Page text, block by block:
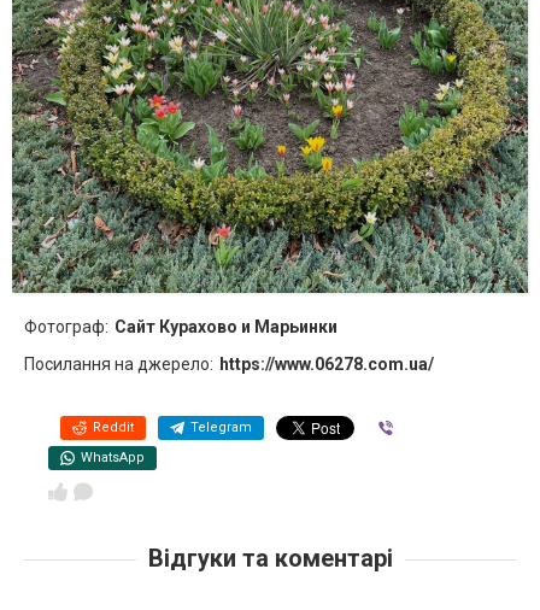
Фотограф: Сайт Курахово и Марьинки
Посилання на джерело: https://www.06278.com.ua/
Reddit Telegram
WhatsApp
Відгуки та коментарі